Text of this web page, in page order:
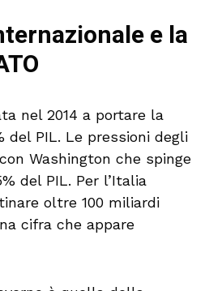
e la
nel 2014 a portare la
del PIL. Le pressioni degli
Washington che spinge
del PIL. Per l’Italia
oltre 100 miliardi
cifra che appare